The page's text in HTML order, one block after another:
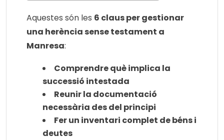
Aquestes són les 6 claus per gestionar
una herència sense testament a
Manresa:
Comprendre què implica la
successió intestada
Reunir la documentació
necessària des del principi
Fer un inventari complet de béns i
deutes